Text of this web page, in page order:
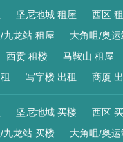
坚尼地城 租屋 西区
九龙站 租屋 大角咀/奥
西贡 租楼 马鞍山 租屋
写字楼 出租 商厦
坚尼地城 买楼 西区
九龙站 买楼 大角咀/奥